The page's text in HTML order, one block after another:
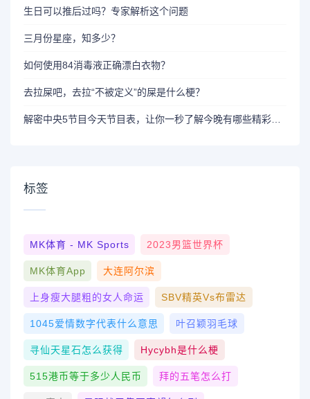
生日可以推后过吗？专家解析这个问题
三月份星座，知多少？
如何使用84消毒液正确漂白衣物？
去拉屎吧，去拉“不被定义”的屎是什么梗？
标签
MK体育 - MK Sports 2023男篮世界杯
MK体育App 大连阿尔滨
上身瘦大腿粗的女人命运 SBV精英vs布雷达
1045爱情数字代表什么意思 叶召颖羽毛球
寻仙天星石怎么获得 Hycybh是什么梗
515港币等于多少人民币 拜的五笔怎么打